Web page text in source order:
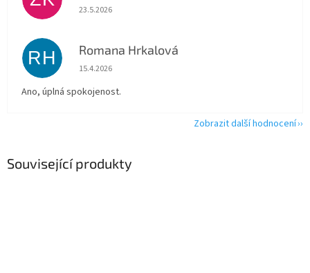
Související produkty
Hodnocení obchodu je 5 z 5 hvězdiček.
23.5.2026
RH Romana Hrkalová
Hodnocení obchodu je 5 z 5 hvězdiček.
15.4.2026
Ano, úplná spokojenost.
Zobrazit další hodnocení